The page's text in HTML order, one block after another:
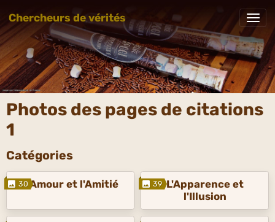
Chercheurs de vérités
Photos des pages de citations
1
Catégories
30L'Amour et l'Amitié 39 L'Apparence et
l'Illusion